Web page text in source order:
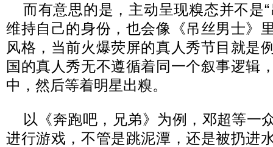
而有意思的是，主动呈现糗态并不是
维持自己的身份，也会像《吊丝男士》
风格，当前火爆荧屏的真人秀节目就是
国的真人秀无不遵循着同一个叙事逻辑
中，然后等着明星出糗。
以《奔跑吧，兄弟》为例，邓超等一
进行游戏，不管是跳泥潭，还是被扔进